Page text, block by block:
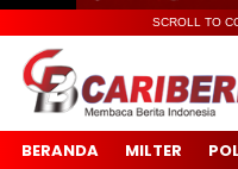
SCROLL TO
BERANDA MILTER